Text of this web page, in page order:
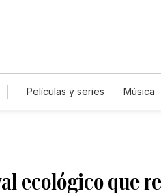
Películas y series Música
ecológico que